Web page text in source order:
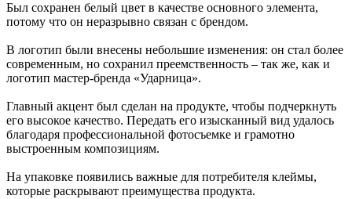
Был сохранен белый цвет в качестве основного элемента,
потому что он неразрывно связан с брендом.
В логотип были внесены небольшие изменения: он стал более
современным, но сохранил преемственность – так же, как и
логотип мастер-бренда «Ударница».
Главный акцент был сделан на продукте, чтобы подчеркнуть
его высокое качество. Передать его изысканный вид удалось
благодаря профессиональной фотосъемке и грамотно
выстроенным композициям.
На упаковке появились важные для потребителя клеймы,
которые раскрывают преимущества продукта.